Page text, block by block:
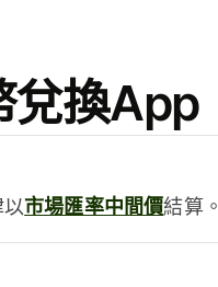
兌換App
市場匯率中間價結算。